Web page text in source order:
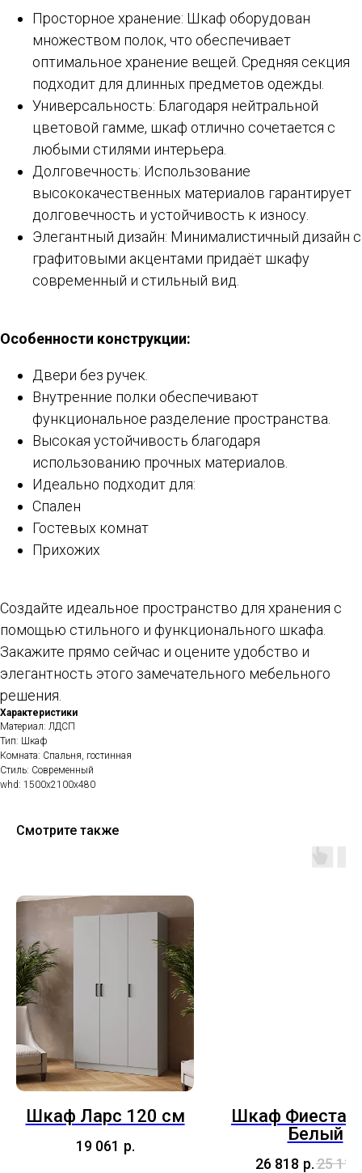
Просторное хранение: Шкаф оборудован
множеством полок, что обеспечивает
оптимальное хранение вещей. Средняя секция
подходит для длинных предметов одежды.
Универсальность: Благодаря нейтральной
цветовой гамме, шкаф отлично сочетается с
любыми стилями интерьера.
Долговечность: Использование
высококачественных материалов гарантирует
долговечность и устойчивость к износу.
Элегантный дизайн: Минималистичный дизайн с
графитовыми акцентами придаёт шкафу
современный и стильный вид.
Особенности конструкции:
Двери без ручек.
Внутренние полки обеспечивают
функциональное разделение пространства.
Высокая устойчивость благодаря
использованию прочных материалов.
Идеально подходит для:
Спален
Гостевых комнат
Прихожих
Создайте идеальное пространство для хранения с
помощью стильного и функционального шкафа.
Закажите прямо сейчас и оцените удобство и
элегантность этого замечательного мебельного
решения.
Характеристики
Материал: ЛДСП
Тип: Шкаф
Комната: Спальня, гостинная
Стиль: Современный
whd: 1500x2100x480
Смотрите также
Шкаф Ларс 120 см
19 061 р.
Шкаф Фиеста
Белый
26 818 р.25 115